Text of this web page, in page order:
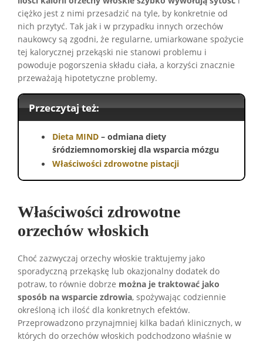
ciężko jest z nimi przesadzić na tyle, by konkretnie od
nich przytyć. Tak jak i w przypadku innych orzechów
naukowcy są zgodni, że regularne, umiarkowane spożycie
tej kalorycznej przekąski nie stanowi problemu i
powoduje pogorszenia składu ciała, a korzyści znacznie
przeważają hipotetyczne problemy.
Przeczytaj też:
Dieta MIND – odmiana diety
śródziemnomorskiej dla wsparcia mózgu
Właściwości zdrowotne pistacji
Właściwości zdrowotne
orzechów włoskich
Choć zazwyczaj orzechy włoskie traktujemy jako
sporadyczną przekąskę lub okazjonalny dodatek do
potraw, to równie dobrze można je traktować jako
sposób na wsparcie zdrowia, spożywając codziennie
określoną ich ilość dla konkretnych efektów.
Przeprowadzono przynajmniej kilka badań klinicznych, w
których do orzechów włoskich podchodzono właśnie w